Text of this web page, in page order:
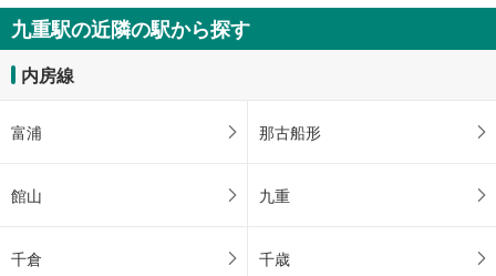
九重駅の近隣の駅から探す
内房線
富浦 那古船形
館山 九重
千倉 千歳